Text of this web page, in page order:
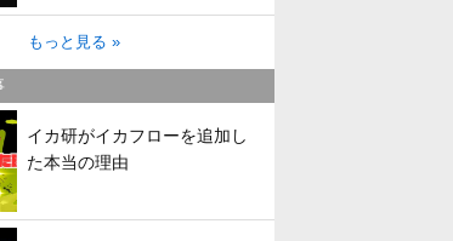
ってしまう
もっと見る »
イカ研がイカフローを追加し
た本当の理由